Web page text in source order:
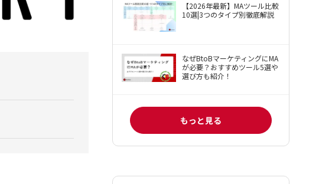
【2026年最新】MAツール比較
10選|3つのタイプ別徹底解説
なぜBtoBマーケティングにMA
が必要？おすすめツール5選や
選び方も紹介！
もっと見る